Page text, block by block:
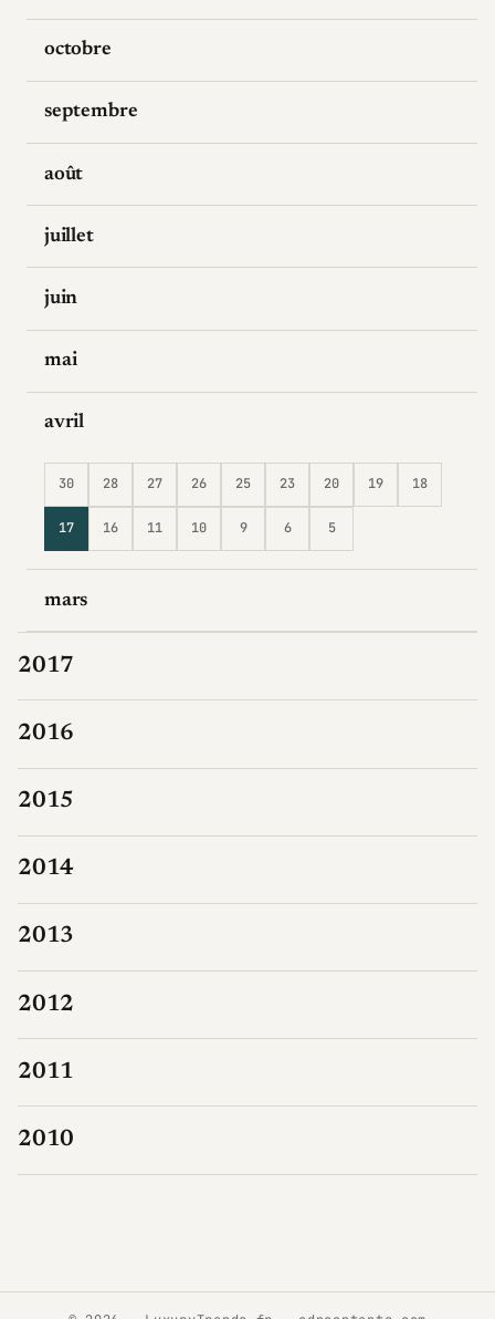
octobre
septembre
août
juillet
juin
mai
avril
30 28 27 26 25 23 20 19 18
17 16 11 10 9 6 5
mars
2017
2016
2015
2014
2013
2012
2011
2010